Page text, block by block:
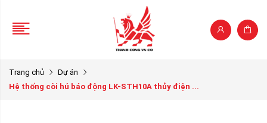
Trang chủ
Dự án
Hệ thống còi hú báo động LK-STH10A thủy điện ...